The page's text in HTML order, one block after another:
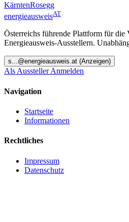
KärntenRosegg
energieausweisAT
Österreichs führende Plattform für die
Energieausweis-Ausstellern.
s...@energieausweis.at (Anzeigen)
Als Aussteller Anmelden
Navigation
Startseite
Informationen
Rechtliches
Impressum
Datenschutz